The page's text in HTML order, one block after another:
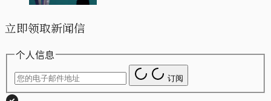
立即领取新闻信
个人信息
订阅